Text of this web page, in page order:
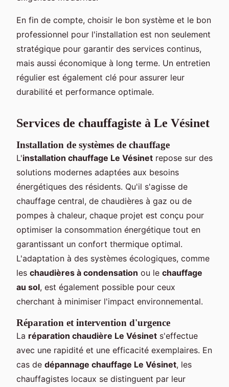
En fin de compte, choisir le bon système et le bon
professionnel pour l'installation est non seulement
stratégique pour garantir des services continus,
mais aussi économique à long terme. Un entretien
régulier est également clé pour assurer leur
durabilité et performance optimale.
Services de chauffagiste à Le Vésinet
Installation de systèmes de chauffage
L'installation chauffage Le Vésinet repose sur des
solutions modernes adaptées aux besoins
énergétiques des résidents. Qu'il s'agisse de
chauffage central, de chaudières à gaz ou de
pompes à chaleur, chaque projet est conçu pour
optimiser la consommation énergétique tout en
garantissant un confort thermique optimal.
L'adaptation à des systèmes écologiques, comme
les chaudières à condensation ou le chauffage
au sol, est également possible pour ceux
cherchant à minimiser l'impact environnemental.
Réparation et intervention d'urgence
La réparation chaudière Le Vésinet s'effectue
avec une rapidité et une efficacité exemplaires. En
cas de dépannage chauffage Le Vésinet, les
chauffagistes locaux se distinguent par leur